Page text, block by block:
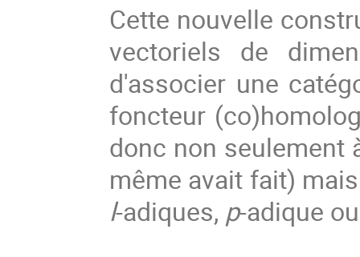
Cette nouvelle
vectoriels de
d'associer une
foncteur
donc non seulement
même avait fait)
l-adiques, p-adique